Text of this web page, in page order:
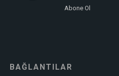
Abone Ol
BAĞLANTILAR